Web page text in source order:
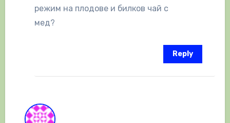
режим на плодове и билков чай с
мед?
Reply